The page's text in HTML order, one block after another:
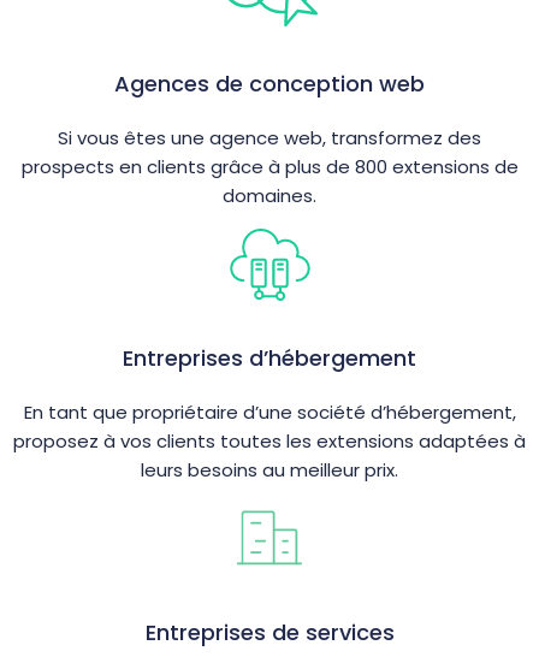
Agences de conception web
Si vous êtes une agence web, transformez des
prospects en clients grâce à plus de 800 extensions de
domaines.
Entreprises d’hébergement
En tant que propriétaire d’une société d’hébergement,
proposez à vos clients toutes les extensions adaptées à
leurs besoins au meilleur prix.
Entreprises de services